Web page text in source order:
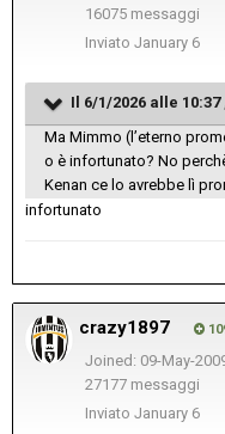
16075 messaggi
Inviato January 6
Il 6/1/2026 alle 10:37
Ma Mimmo (l’eterno
o è infortunato? No
Kenan ce lo avrebbe lì
infortunato
crazy1897
Joined: 09-May-
27177 messaggi
Inviato January 6